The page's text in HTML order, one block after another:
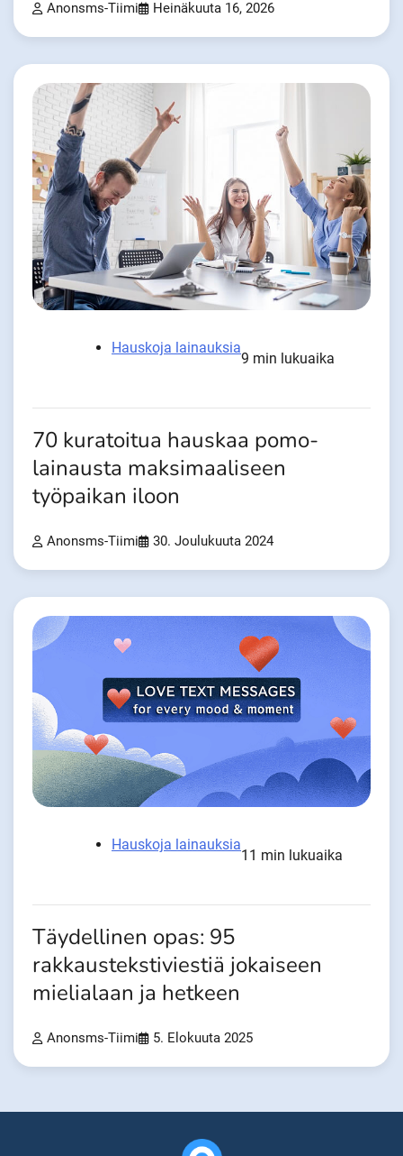
Anonsms-Tiimi Heinäkuuta 16, 2026
Hauskoja lainauksia
9 min lukuaika
70 kuratoitua hauskaa pomo-
lainausta maksimaaliseen
työpaikan iloon
Anonsms-Tiimi 30. Joulukuuta 2024
Hauskoja lainauksia
11 min lukuaika
Täydellinen opas: 95
rakkaustekstiviestiä jokaiseen
mielialaan ja hetkeen
Anonsms-Tiimi 5. Elokuuta 2025